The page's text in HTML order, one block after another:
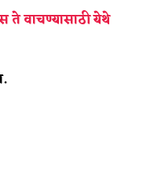
वाचण्यासाठीयेथे